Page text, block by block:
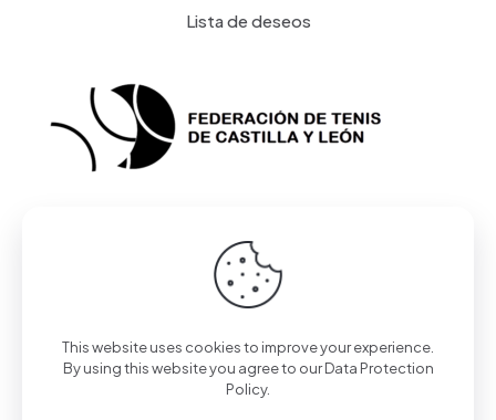
Lista de deseos
© 2023 Federación de Tenis de Castilla y León | Todos
los derechos reservados | Desarrollado por
This website uses cookies to improve your experience.
By using this website you agree to ourData Protection
Policy.